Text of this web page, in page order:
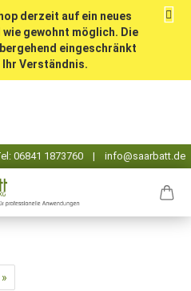
derzeit auf ein neues
gewohnt möglich. Die
eingeschränkt
Ihr Verständnis.